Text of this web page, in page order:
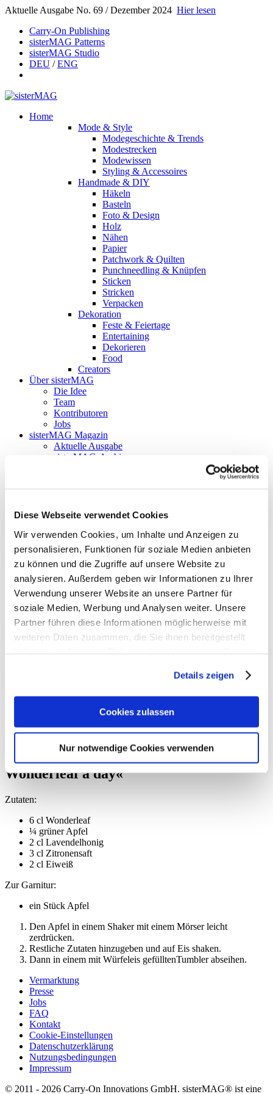
Diese Webseite verwendet Cookies
Wir verwenden Cookies, um Inhalte und Anzeigen zu
personalisieren, Funktionen für soziale Medien anbieten
zu können und die Zugriffe auf unsere Website zu
analysieren. Außerdem geben wir Informationen zu Ihrer
Verwendung unserer Website an unsere Partner für
soziale Medien, Werbung und Analysen weiter. Unsere
Partner führen diese Informationen möglicherweise mit
weiteren Daten zusammen, die Sie ihnen bereitgestellt
Details zeigen
Cookies zulassen
Nur notwendige Cookies verwenden
Aktuelle Ausgabe No. 69 / Dezember 2024 Hier lesen
Carry-On Publishing
sisterMAG Patterns
sisterMAG Studio
DEU /ENG
Home
Mode & Style
Modegeschichte & Trends
Modestrecken
Modewissen
Styling & Accessoires
Handmade & DIY
Häkeln
Basteln
Foto & Design
Holz
Nähen
Papier
Patchwork & Quilten
Punchneedling & Knüpfen
Sticken
Stricken
Verpacken
Dekoration
Feste & Feiertage
Entertaining
Dekorieren
Food
Creators
Über sisterMAG
Die Idee
Team
Kontributoren
Jobs
sisterMAG Magazin
Aktuelle Ausgabe
sisterMAG-Archiv
Follow my blog with Bloglovin
Anzeige
Rezept: »Wonderleaf
alkoholfrei«
In einem umfangreichen Feature stellen wir euch imsisterMAG
Gin-Marken vor, die ihr vielleicht noch nicht kennt. Findet hier den
kostenlosen Download zu folgendem Gin-Rezept von deutschen
Rezept:Yvonne Rahm
Rezept: »Wonderleaf alkoholfrei – a
Wonderleaf a day«
Zutaten:
6 cl Wonderleaf
¼ grüner Apfel
2 cl Lavendelhonig
3 cl Zitronensaft
2 cl Eiweiß
Zur Garnitur:
ein Stück Apfel
Den Apfel in einem Shaker mit einem Mörser leicht
zerdrücken.
Restliche Zutaten hinzugeben und auf Eis shaken.
Dann in einem mit Würfeleis gefülltenTumbler abseihen.
Vermarktung
Presse
Jobs
FAQ
Kontakt
Cookie-Einstellungen
Datenschutzerklärung
Nutzungsbedingungen
Impressum
© 2011 - 2026 Carry-On Innovations GmbH. sisterMAG® ist eine